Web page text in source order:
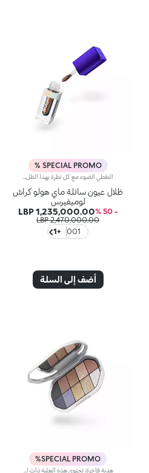
SPECIAL PROMO %
ظلال عيون سائلة ماي هولو كراش
لوميفيرس
- 50 %
1,235,000.00 LBP
2,470,000.00 LBP
001
+1
أضف إلى السلة
SPECIAL PROMO%